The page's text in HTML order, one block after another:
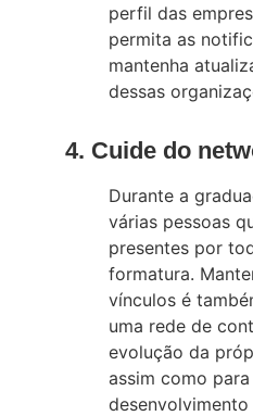
perfil das
permita as
mantenha
dessas
4. Cuide do
Durante a
várias pessoas
presentes por
formatura.
vínculos é
uma rede de
evolução da
assim como